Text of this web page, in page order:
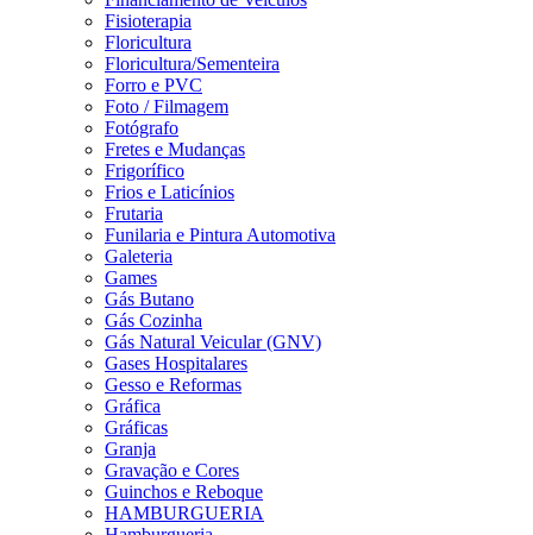
Fisioterapia
Floricultura
Floricultura/Sementeira
Forro e PVC
Foto / Filmagem
Fotógrafo
Fretes e Mudanças
Frigorífico
Frios e Laticínios
Frutaria
Funilaria e Pintura Automotiva
Galeteria
Games
Gás Butano
Gás Cozinha
Gás Natural Veicular (GNV)
Gases Hospitalares
Gesso e Reformas
Gráfica
Gráficas
Granja
Gravação e Cores
Guinchos e Reboque
HAMBURGUERIA